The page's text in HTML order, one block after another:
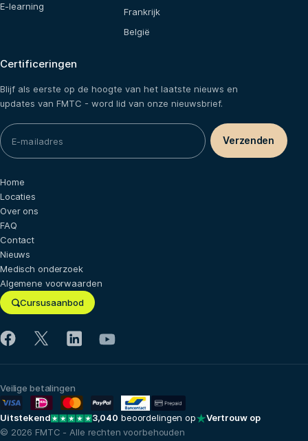
E-learning
Frankrijk
België
Certificeringen
Blijf als eerste op de hoogte van het laatste nieuws en
updates van FMTC - word lid van onze nieuwsbrief.
Cursusaanbod
Home
Locaties
Over ons
FAQ
Contact
Nieuws
Medisch onderzoek
Algemene voorwaarden
© 2026 FMTC - Alle rechten voorbehouden
Veilige betalingen
Uitstekend 3,040 beoordelingen op Vertrouw op